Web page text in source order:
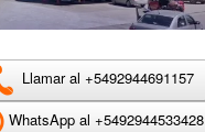
Llamar al +5492944691157
WhatsApp al +5492944533428